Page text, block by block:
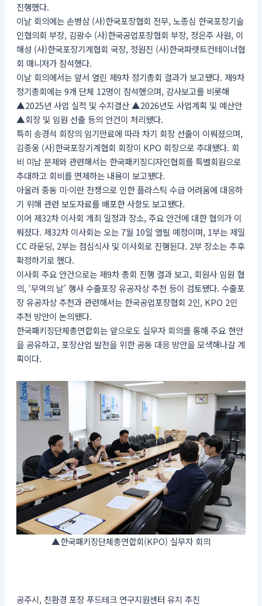
진행했다.
이날 회의에는 손병삼 (사)한국포장협회 전무, 노종심 한국포장기술
인협의회 부장, 김광수 (사)한국공업포장협회 부장, 정은주 사원, 이
해성 (사)한국포장기계협회 국장, 정원진 (사)한국파렛트컨테이너협
회 매니저가 참석했다.
이날 회의에서는 앞서 열린 제9차 정기총회 결과가 보고됐다. 제9차
정기총회에는 9개 단체 12명이 참석했으며, 감사보고를 비롯해
▲2025년 사업 실적 및 수지결산 ▲2026년도 사업계획 및 예산안
▲회장 및 임원 선출 등의 안건이 처리됐다.
특히 송경석 회장의 임기만료에 따라 차기 회장 선출이 이뤄졌으며,
김종웅 (사)한국포장기계협회 회장이 KPO 회장으로 추대됐다. 회
비 미납 문제와 관련해서는 한국패키징디자인협회를 특별회원으로
추대하고 회비를 면제하는 내용이 보고됐다.
아울러 중동 미·이란 전쟁으로 인한 플라스틱 수급 어려움에 대응하
기 위해 관련 보도자료를 배포한 사항도 보고됐다.
이어 제32차 이사회 개최 일정과 장소, 주요 안건에 대한 협의가 이
뤄졌다. 제32차 이사회는 오는 7월 10일 열릴 예정이며, 1부는 제일
CC 라운딩, 2부는 점심식사 및 이사회로 진행된다. 2부 장소는 추후
확정하기로 했다.
이사회 주요 안건으로는 제9차 총회 진행 결과 보고, 회원사 임원 협
의, ‘무역의 날’ 행사 수출포장 유공자상 추천 등이 검토됐다. 수출포
장 유공자상 추천과 관련해서는 한국공업포장협회 2인, KPO 2인
추천 방안이 논의됐다.
한국패키징단체총연합회는 앞으로도 실무자 회의를 통해 주요 현안
을 공유하고, 포장산업 발전을 위한 공동 대응 방안을 모색해나갈 계
획이다.
▲한국패키징단체총연합회(KPO) 실무자 회의
공주시, 친환경 포장 푸드테크 연구지원센터 유치 추진